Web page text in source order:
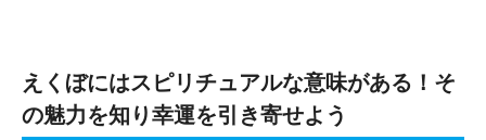
えくぼにはスピリチュアルな意味がある！そ
の魅力を知り幸運を引き寄せよう